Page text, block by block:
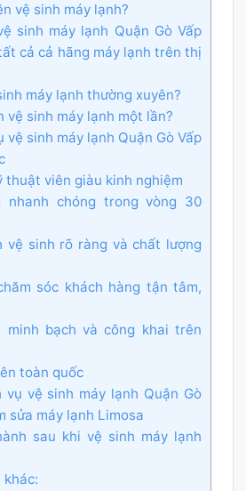
vệ sinh máy lạnh?
sinh máy lạnh Quận Gò Vấp
cả cả hãng máy lạnh trên thị
máy lạnh thường xuyên?
vệ sinh máy lạnh một lần?
vệ sinh máy lạnh Quận Gò Vấp
thuật viên giàu kinh nghiệm
nhanh chóng trong vòng 30
vệ sinh rõ ràng và chất lượng
sóc khách hàng tận tâm,
minh bạch và công khai trên
toàn quốc
vụ vệ sinh máy lạnh Quận Gò
sửa máy lạnh Limosa
sau khi vệ sinh máy lạnh
khác: